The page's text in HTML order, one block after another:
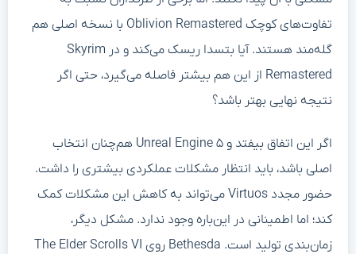
تفاوت‌های کوچک Oblivion Remastered با نسخه اصلی هم
گله‌مند هستند. آیا بتسدا ریسک می‌کند و در Skyrim
Remastered از این هم بیشتر فاصله می‌گیرد، حتی اگر
نتیجه نهایی بهتر باشد؟
اگر این اتفاق بیفتد و Unreal Engine ۵ هم‌چنان انتخاب
اصلی باشد، باید انتظار مشکلات عملکردی بیشتری را داشت.
حضور مجدد Virtuos می‌تواند به کاهش این مشکلات کمک
کند؛ اما اطمینانی در این‌باره وجود ندارد. مشکل دیگر،
زمان‌بندی تولید است. Bethesda روی The Elder Scrolls VI